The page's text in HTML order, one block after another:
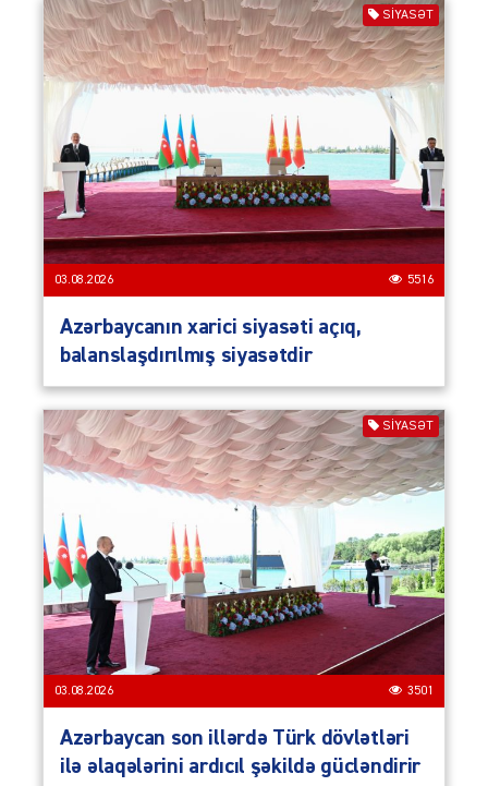
SIYASƏT
03.08.2026 5516
Azərbaycanın xarici siyasəti açıq,
balanslaşdırılmış siyasətdir
SIYASƏT
03.08.2026 3501
Azərbaycan son illərdə Türk dövlətləri
ilə əlaqələrini ardıcıl şəkildə gücləndirir